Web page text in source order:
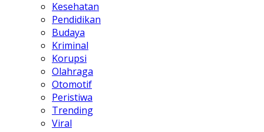
Kesehatan
Pendidikan
Budaya
Kriminal
Korupsi
Olahraga
Otomotif
Peristiwa
Trending
Viral